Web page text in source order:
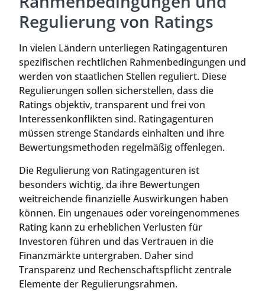
Regulierung von Ratings
In vielen Ländern unterliegen Ratingagenturen
spezifischen rechtlichen Rahmenbedingungen und
werden von staatlichen Stellen reguliert. Diese
Regulierungen sollen sicherstellen, dass die
Ratings objektiv, transparent und frei von
Interessenkonflikten sind. Ratingagenturen
müssen strenge Standards einhalten und ihre
Bewertungsmethoden regelmäßig offenlegen.
Die Regulierung von Ratingagenturen ist
besonders wichtig, da ihre Bewertungen
weitreichende finanzielle Auswirkungen haben
können. Ein ungenaues oder voreingenommenes
Rating kann zu erheblichen Verlusten für
Investoren führen und das Vertrauen in die
Finanzmärkte untergraben. Daher sind
Transparenz und Rechenschaftspflicht zentrale
Elemente der Regulierungsrahmen.